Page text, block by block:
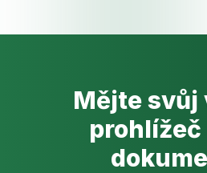
Mějte svůj
prohlížeč